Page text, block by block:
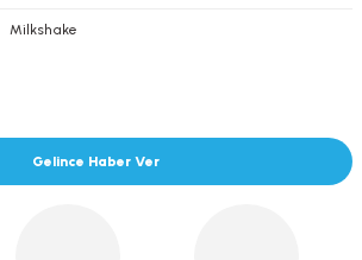
Milkshake
Gelince Haber Ver